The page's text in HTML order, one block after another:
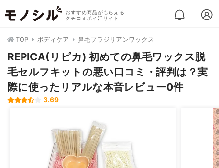
おすすめ商品がもらえる
クチコミポイ活サイト
TOP ボディケア 鼻毛ブラジリアンワックス
REPICA(リピカ) 初めての鼻毛ワックス脱
毛セルフキットの悪い口コミ・評判は？実
際に使ったリアルな本音レビュー0件
3.69